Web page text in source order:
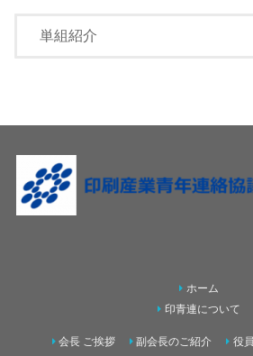
ホーム
印青連について
会長 ご挨拶 副会長のご紹介
役